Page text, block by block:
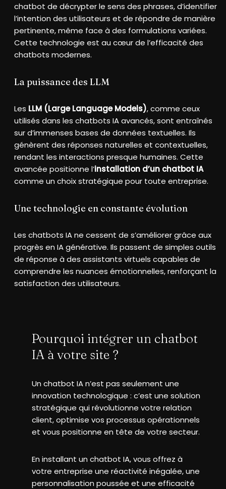
chatbot de décrypter le sens des phrases, d’identifier
l’intention des utilisateurs et de répondre de manière
pertinente, même face à des formulations variées.
Cette technologie est au cœur de l’efficacité des
chatbots modernes.
La puissance des LLM
Les LLM (Large Language Models), comme ceux
utilisés dans les chatbots IA avancés, sont entraînés
sur d’immenses bases de données textuelles. Ils
génèrent des réponses naturelles et contextuelles,
rendant les interactions presque humaines. Cette
avancée positionne l’installation d’un chatbot IA
comme un choix stratégique pour toute entreprise.
Une technologie en constante évolution
Les chatbots IA ne cessent de s’améliorer grâce aux
progrès en IA générative. Ils passent de simples outils
de réponse à des assistants virtuels capables de
comprendre les nuances émotionnelles, renforçant la
satisfaction des utilisateurs.
Pourquoi intégrer un chatbot
IA à votre site ?
Un chatbot IA n’est pas seulement une
innovation technologique : c’est une solution
stratégique qui révolutionne votre relation
client, optimise vos processus opérationnels
et vous positionne en tête de votre secteur.
En installant un chatbot IA, vous offrez à
votre entreprise une réactivité inégalée, une
personnalisation poussée et une efficacité